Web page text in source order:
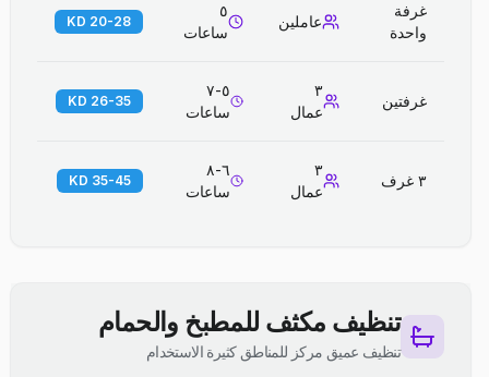
غرفة
واحدة
عاملين
٥
ساعات
20-28 KD
غرفتين
٣
عمال
٥-٧
ساعات
26-35 KD
٣ غرف
٣
عمال
٦-٨
ساعات
35-45 KD
تنظيف مكثف للمطبخ والحمام
تنظيف عميق مركز للمناطق كثيرة الاستخدام